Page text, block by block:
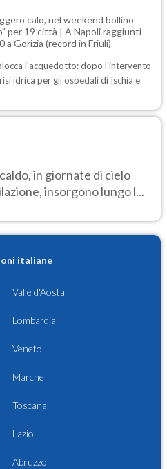
calo, nel weekend bollino
per 19 città | A Napoli raggiunti
a Gorizia (record in Friuli)
l'acquedotto: dopo l'intervento
idrica per gli ospedali di Ischia e
in giornate di cielo
insorgono lungo l...
italiane
Valle d'Aosta
Lombardia
Veneto
Marche
Toscana
Lazio
Abruzzo